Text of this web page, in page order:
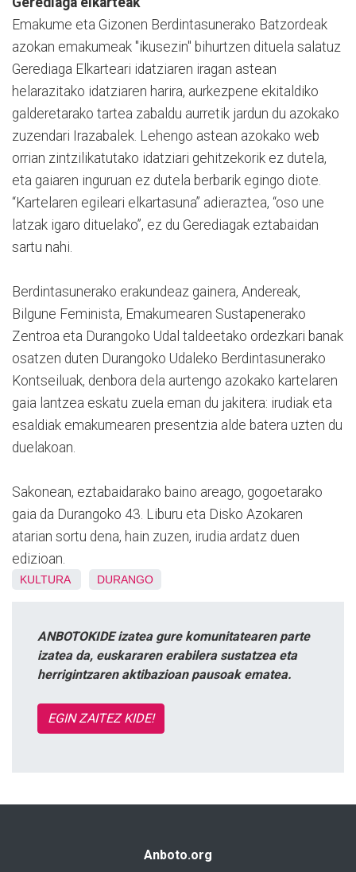
Emakume eta Gizonen Berdintasunerako Batzordeak
azokan emakumeak "ikusezin" bihurtzen dituela salatuz
Gerediaga Elkarteari idatziaren iragan astean
helarazitako idatziaren harira, aurkezpene ekitaldiko
galderetarako tartea zabaldu aurretik jardun du azokako
zuzendari Irazabalek. Lehengo astean azokako web
orrian zintzilikatutako idatziari gehitzekorik ez dutela,
eta gaiaren inguruan ez dutela berbarik egingo diote.
“Kartelaren egileari elkartasuna” adieraztea, “oso une
latzak igaro dituelako”, ez du Gerediagak eztabaidan
sartu nahi.
Berdintasunerako erakundeaz gainera, Andereak,
Bilgune Feminista, Emakumearen Sustapenerako
Zentroa eta Durangoko Udal taldeetako ordezkari banak
osatzen duten Durangoko Udaleko Berdintasunerako
Kontseiluak, denbora dela aurtengo azokako kartelaren
gaia lantzea eskatu zuela eman du jakitera: irudiak eta
esaldiak emakumearen presentzia alde batera uzten du
duelakoan.
Sakonean, eztabaidarako baino areago, gogoetarako
gaia da Durangoko 43. Liburu eta Disko Azokaren
atarian sortu dena, hain zuzen, irudia ardatz duen
edizioan.
KULTURA DURANGO
ANBOTOKIDE izatea gure komunitatearen parte
izatea da, euskararen erabilera sustatzea eta
herrigintzaren aktibazioan pausoak ematea.
EGIN ZAITEZ KIDE!
Anboto.org